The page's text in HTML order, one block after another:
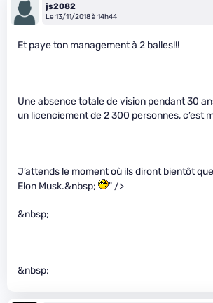
js2082
Le 13/11/2018 à 14h44
Et paye ton management à 2 balles!!!
Une absence totale de vision pendant 30
un licenciement de 2 300 personnes, c’est
J’attends le moment où ils diront bientôt
Elon Musk.&nbsp;
" />
&nbsp;
&nbsp;